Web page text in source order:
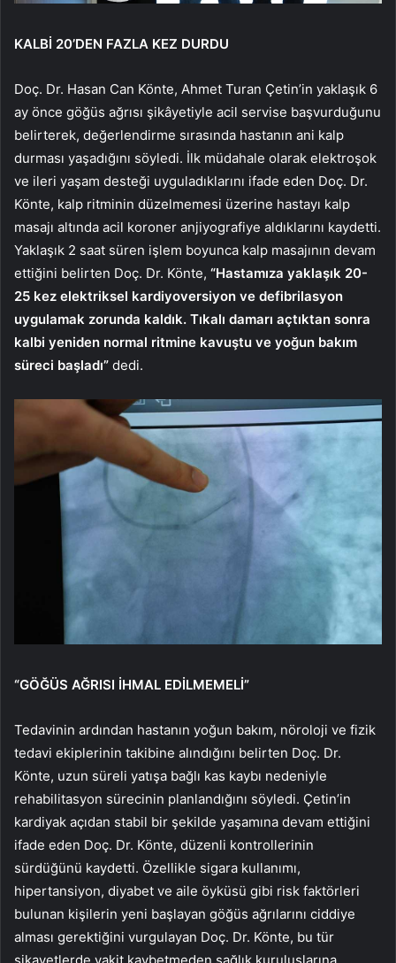
KALBİ 20’DEN FAZLA KEZ DURDU
Doç. Dr. Hasan Can Könte, Ahmet Turan Çetin’in yaklaşık 6
ay önce göğüs ağrısı şikâyetiyle acil servise başvurduğunu
belirterek, değerlendirme sırasında hastanın ani kalp
durması yaşadığını söyledi. İlk müdahale olarak elektroşok
ve ileri yaşam desteği uyguladıklarını ifade eden Doç. Dr.
Könte, kalp ritminin düzelmemesi üzerine hastayı kalp
masajı altında acil koroner anjiyografiye aldıklarını kaydetti.
Yaklaşık 2 saat süren işlem boyunca kalp masajının devam
ettiğini belirten Doç. Dr. Könte, “Hastamıza yaklaşık 20-
25 kez elektriksel kardiyoversiyon ve defibrilasyon
uygulamak zorunda kaldık. Tıkalı damarı açtıktan sonra
kalbi yeniden normal ritmine kavuştu ve yoğun bakım
süreci başladı” dedi.
“GÖĞÜS AĞRISI İHMAL EDİLMEMELİ”
Tedavinin ardından hastanın yoğun bakım, nöroloji ve fizik
tedavi ekiplerinin takibine alındığını belirten Doç. Dr.
Könte, uzun süreli yatışa bağlı kas kaybı nedeniyle
rehabilitasyon sürecinin planlandığını söyledi. Çetin’in
kardiyak açıdan stabil bir şekilde yaşamına devam ettiğini
ifade eden Doç. Dr. Könte, düzenli kontrollerinin
sürdüğünü kaydetti. Özellikle sigara kullanımı,
hipertansiyon, diyabet ve aile öyküsü gibi risk faktörleri
bulunan kişilerin yeni başlayan göğüs ağrılarını ciddiye
alması gerektiğini vurgulayan Doç. Dr. Könte, bu tür